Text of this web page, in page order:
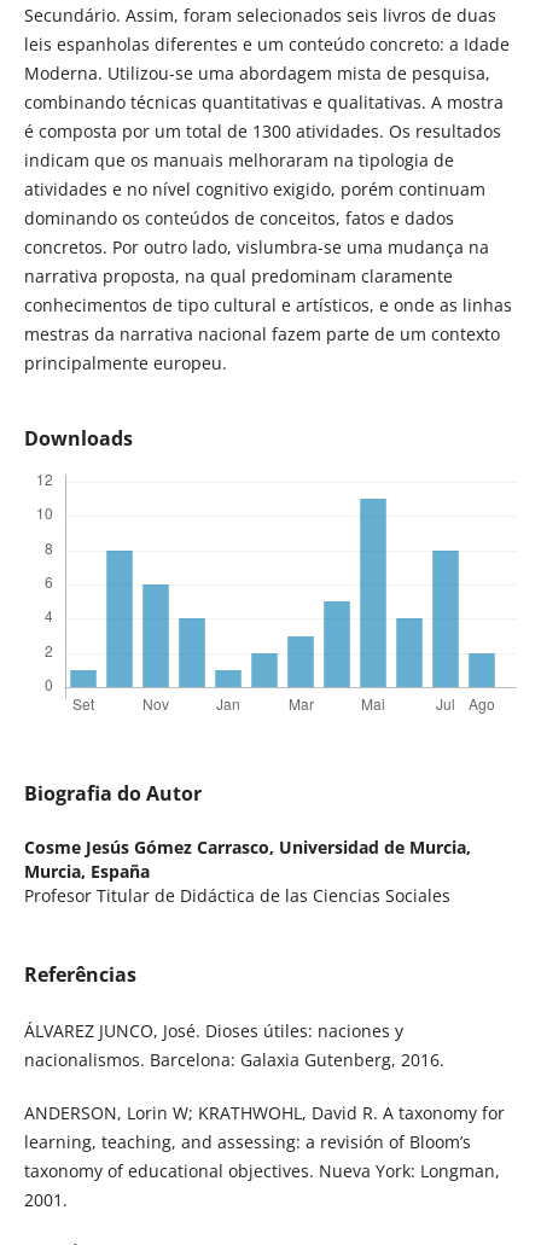
Secundário. Assim, foram selecionados seis livros de duas
leis espanholas diferentes e um conteúdo concreto: a Idade
Moderna. Utilizou-se uma abordagem mista de pesquisa,
combinando técnicas quantitativas e qualitativas. A mostra
é composta por um total de 1300 atividades. Os resultados
indicam que os manuais melhoraram na tipologia de
atividades e no nível cognitivo exigido, porém continuam
dominando os conteúdos de conceitos, fatos e dados
concretos. Por outro lado, vislumbra-se uma mudança na
narrativa proposta, na qual predominam claramente
conhecimentos de tipo cultural e artísticos, e onde as linhas
mestras da narrativa nacional fazem parte de um contexto
principalmente europeu.
Downloads
Biografia do Autor
Cosme Jesús Gómez Carrasco, Universidad de Murcia,
Murcia, España
Profesor Titular de Didáctica de las Ciencias Sociales
Referências
ÁLVAREZ JUNCO, José. Dioses útiles: naciones y
nacionalismos. Barcelona: Galaxia Gutenberg, 2016.
ANDERSON, Lorin W; KRATHWOHL, David R. A taxonomy for
learning, teaching, and assessing: a revisión of Bloom’s
taxonomy of educational objectives. Nueva York: Longman,
2001.